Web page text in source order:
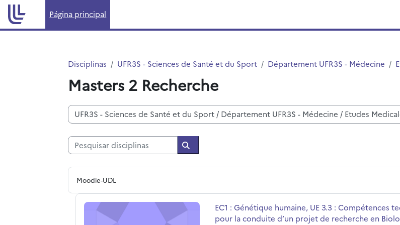
Ir para o conteúdo principal
Página principal
Disciplinas UFR3S - Sciences de Santé et du Sport Département UFR3S - Médecine
Masters 2 Recherche
Categorias de disciplinas
Pesquisar disciplinas
Pesquisar disciplinas
Moodle-UDL
EC1 : Génétique humaine, UE 3.3 : Compétences technologiques pour la conduite
Nome da disciplina
EC1 : Génétique humaine, UE 3.3 : Compétences
pour la conduite d’un projet de recherche en